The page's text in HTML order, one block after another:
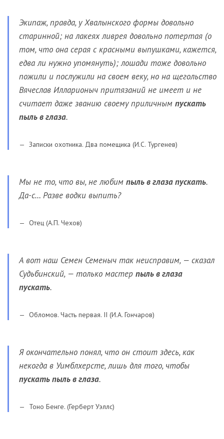
Экипаж, правда, у Хвалынского формы довольно
старинной; на лакеях ливрея довольно потертая (о
том, что она серая с красными выпушками, кажется,
едва ли нужно упомянуть); лошади тоже довольно
пожили и послужили на своем веку, но на щегольство
Вячеслав Илларионыч притязаний не имеет и не
считает даже званию своему приличным пускать
пыль в глаза.
Записки охотника. Два помещика (И.С. Тургенев)
Мы не то, что вы, не любим пыль в глаза пускать.
Да-с… Разве водки выпить?
Отец (А.П. Чехов)
А вот наш Семен Семеныч так неисправим, — сказал
Судьбинский, — только мастер пыль в глаза
пускать.
Обломов. Часть первая. II (И.А. Гончаров)
Я окончательно понял, что он стоит здесь, как
некогда в Уимблхерсте, лишь для того, чтобы
пускать пыль в глаза.
Тоно Бенге. (Герберт Уэллс)